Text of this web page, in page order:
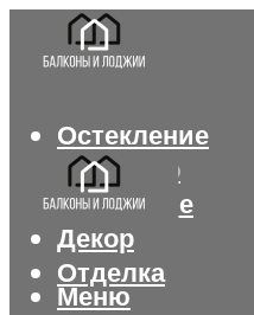
Остекление
Интерьер
Утепление
Декор
Отделка
Меню